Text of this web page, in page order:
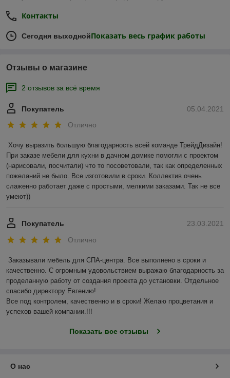
Контакты
Сегодня выходнойПоказать весь график работы
Отзывы о магазине
2 отзывов за всё время
05.04.2021
Покупатель
Отлично
Хочу выразить большую благодарность всей команде ТрейдДизайн!
При заказе мебели для кухни в дачном домике помогли с проектом
(нарисовали, посчитали) что то посоветовали, так как определенных
пожеланий не было. Все изготовили в сроки. Коллектив очень
слаженно работает даже с простыми, мелкими заказами. Так не все
умеют))
23.03.2021
Покупатель
Отлично
Заказывали мебель для СПА-центра. Все выполнено в сроки и
качественно. С огромным удовольствием выражаю благодарность за
проделанную работу от создания проекта до установки. Отдельное
спасибо директору Евгению!
Все под контролем, качественно и в сроки! Желаю процветания и
успехов вашей компании.!!!
Показать все отзывы
О нас